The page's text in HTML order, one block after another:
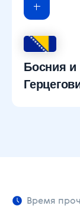
Босния и
Время